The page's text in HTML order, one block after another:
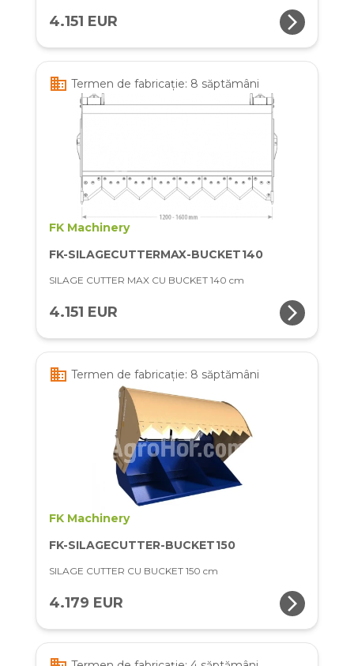
4.151 EUR arrow_forward_ios
business Termen de fabricație: 8 săptămâni
FK Machinery
FK-SILAGECUTTERMAX-BUCKET140
SILAGE CUTTER MAX CU BUCKET 140 cm
4.151 EUR arrow_forward_ios
business Termen de fabricație: 8 săptămâni
FK Machinery
FK-SILAGECUTTER-BUCKET150
SILAGE CUTTER CU BUCKET 150 cm
4.179 EUR arrow_forward_ios